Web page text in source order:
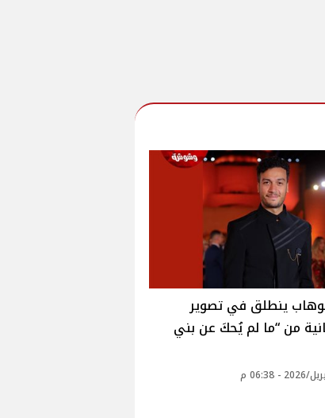
ينطلق في تصوير
من “ما لم يُحكَ عن بني